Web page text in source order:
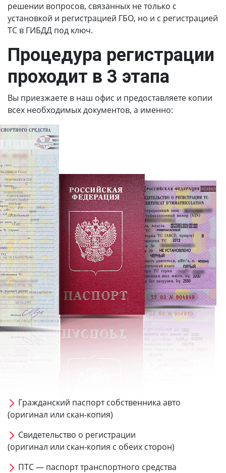
решении вопросов, связанных не только с
установкой и регистрацией ГБО, но и с регистрацией
ТС в ГИБДД под ключ.
Процедура регистрации
проходит в 3 этапа
Вы приезжаете в наш офис и предоставляете копии
всех необходимых документов, а именно:
Гражданский паспорт собственника авто
(оригинал или скан-копия)
Свидетельство о регистрации
(оригинал или скан-копия с обеих сторон)
ПТС — паспорт транспортного средства